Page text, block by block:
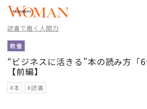
読書で磨く人間力
教養
“ビジネスに活きる”本の読み方「6
【前編】
#本 #読書